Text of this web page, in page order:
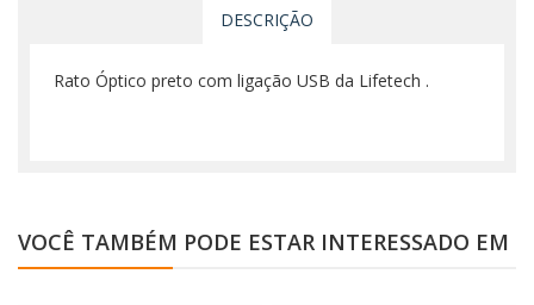
DESCRIÇÃO
Rato Óptico preto com ligação USB da Lifetech .
VOCÊ TAMBÉM PODE ESTAR INTERESSADO EM